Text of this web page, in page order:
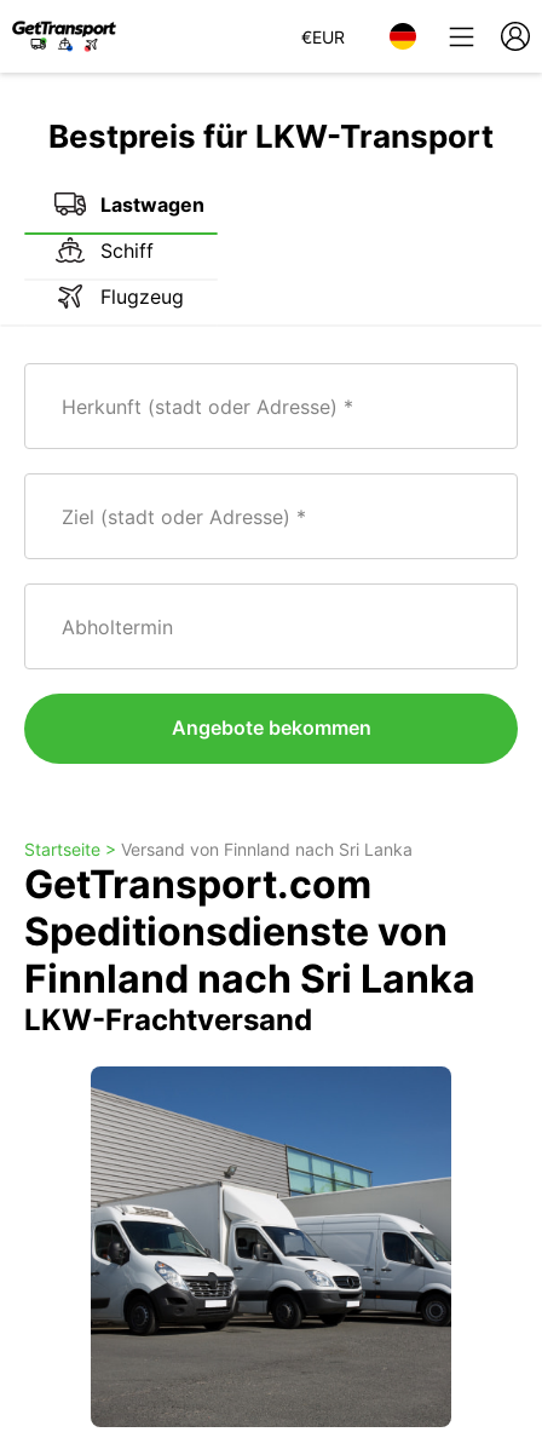
€EUR
Bestpreis für LKW-Transport
Lastwagen
Schiff
Flugzeug
Herkunft (stadt oder Adresse)
Ziel (stadt oder Adresse)
Abholtermin
Angebote bekommen
Startseite > Versand von Finnland nach Sri Lanka
GetTransport.com
Speditionsdienste von
Finnland nach Sri Lanka
LKW-Frachtversand